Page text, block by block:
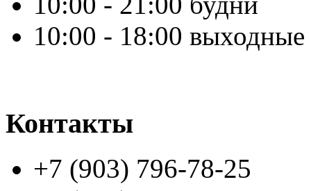
10:00 - 18:00 выходные
Контакты
+7 (903) 796-78-25